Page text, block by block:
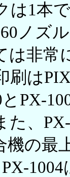
は1本
ノズ
は非常
刷は
とPX-
た、
機の最